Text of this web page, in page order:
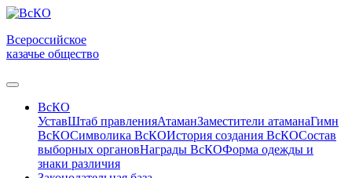
Всероссийское
казачье общество
ВсКО
УставШтаб правленияАтаманЗаместители атаманаГимн
ВсКОСимволика ВсКОИстория создания ВсКОСостав
выборных органовНаграды ВсКОФорма одежды и
знаки различия